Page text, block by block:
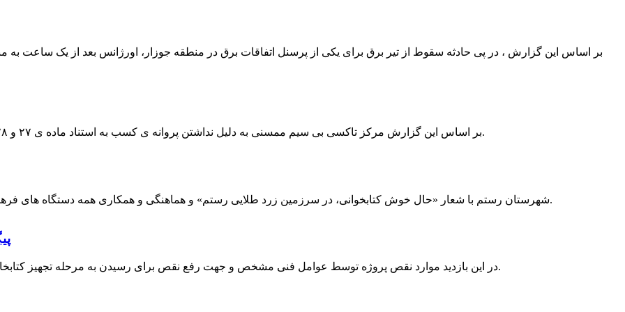
بر اساس این گزارش ، در پی حادثه سقوط از تیر برق برای یکی از پرسنل اتفاقات برق در منطقه جوزار، اورژانس بعد از یک ساعت
بر اساس این گزارش مرکز تاکسی بی سیم ممسنی به دلیل نداشتن پروانه ی کسب به استناد ماده ی ۲۷ و ۲۸ قانون نظام صنفی با دستور مقام قضایی تا اطلاع ثانوی پلمپ گردید.
شهرستان رستم با شعار «حال خوش کتابخوانی، در سرزمین زرد طلایی رستم» و هماهنگی و همکاری همه دستگاه های فرهنگی و مردم آمادگی خود را برای نامزدی پایخت کتاب ایران اعلام کرد.
در این بازدید موارد نقص پروژه توسط عوامل فنی مشخص و جهت رفع نقص برای رسیدن به مرحله تجهیز کتابخانه به مهران ضرغامی واگذار گردید که در اسرع وقت کار تحویل گردد.